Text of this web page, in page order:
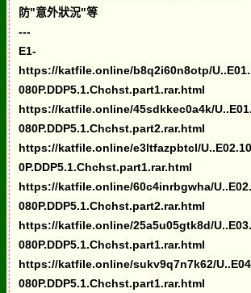
防"意外狀況"等
---
E1-
https://katfile.online/b8q2i60n8otp/
080P.DDP5.1.Chchst.part1.rar.html
https://katfile.online/45sdkkec0a4k/
080P.DDP5.1.Chchst.part2.rar.html
https://katfile.online/e3ltfazpbtcl/
0P.DDP5.1.Chchst.part1.rar.html
https://katfile.online/60c4inrbgwha/
080P.DDP5.1.Chchst.part2.rar.html
https://katfile.online/25a5u05gtk8d/
080P.DDP5.1.Chchst.part1.rar.html
https://katfile.online/sukv9q7n7k62/
080P.DDP5.1.Chchst.part1.rar.html